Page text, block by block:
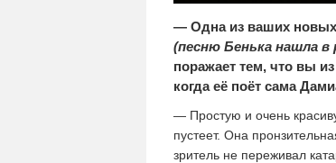
— Одна из ваших новых
(песню Бенька нашла
поражает тем, что вы
когда её поёт сама
— Простую и очень
пустеет. Она
зритель не переживал